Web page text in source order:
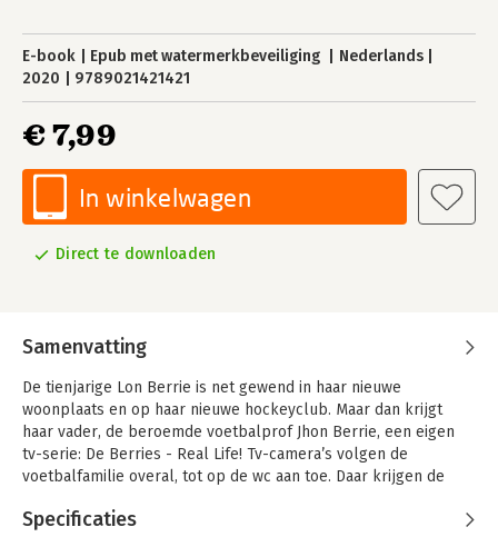
E-book Epub met watermerkbeveiliging
Nederlands
2020
9789021421421
€ 7,99
In winkelwagen
Direct te downloaden
Samenvatting
De tienjarige Lon Berrie is net gewend in haar nieuwe
woonplaats en op haar nieuwe hockeyclub. Maar dan krijgt
haar vader, de beroemde voetbalprof Jhon Berrie, een eigen
tv-serie: De Berries - Real Life! Tv-camera’s volgen de
voetbalfamilie overal, tot op de wc aan toe. Daar krijgen de
hockeyclub Shoot Out is in gevaar. Ook haar beste vriend Kai
Specificaties